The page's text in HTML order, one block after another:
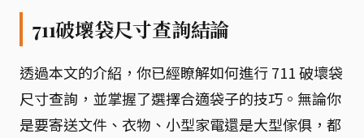
711破壞袋尺寸查詢結論
透過本文的介紹，你已經瞭解如何進行 711 破壞袋
尺寸查詢，並掌握了選擇合適袋子的技巧。無論你
是要寄送文件、衣物、小型家電還是大型傢俱，都